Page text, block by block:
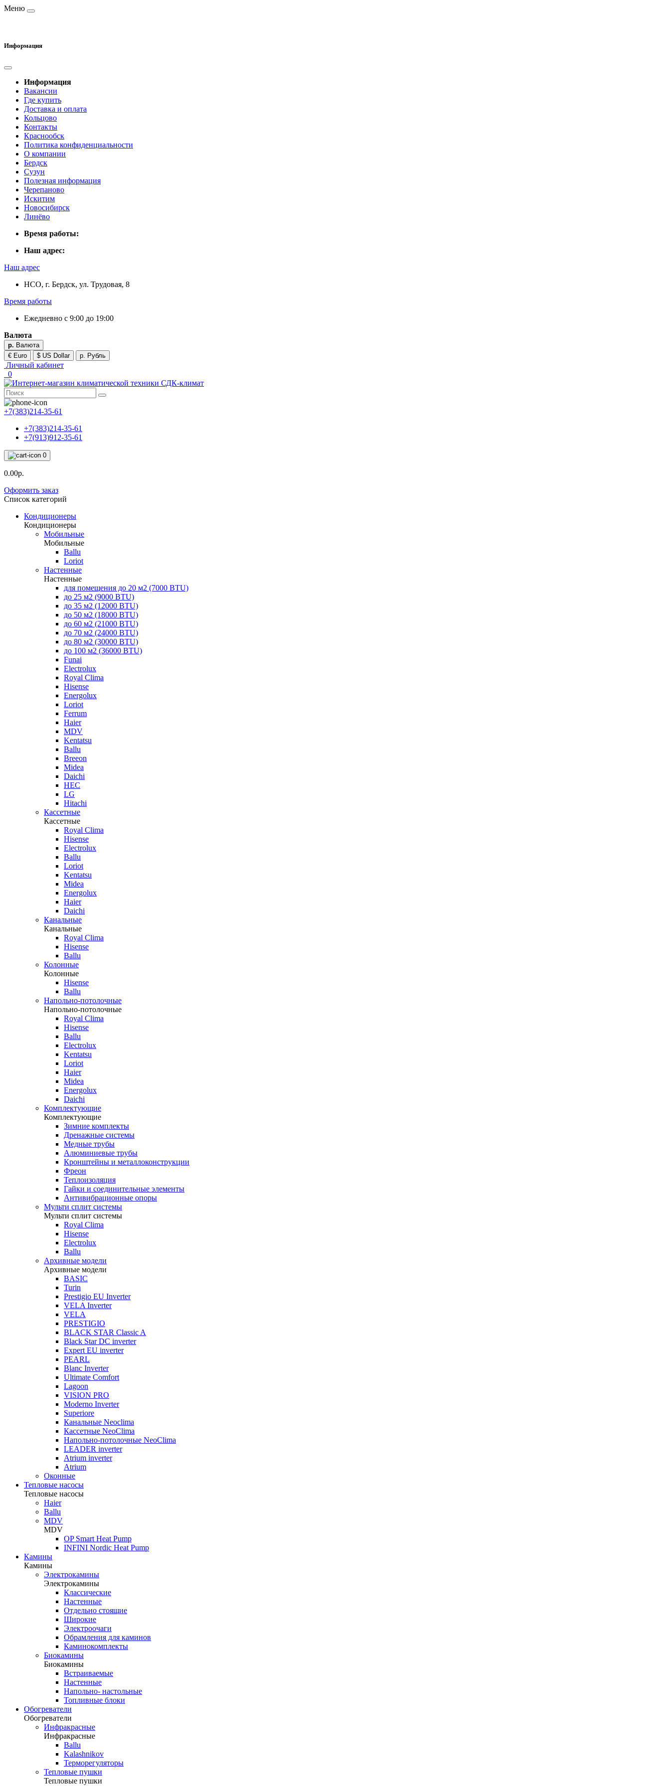
Меню
Информация
Информация
Вакансии
Где купить
Доставка и оплата
Кольцово
Контакты
Краснообск
Политика конфиденциальности
О компании
Бердск
Сузун
Полезная информация
Черепаново
Искитим
Новосибирск
Линёво
Время работы:
Наш адрес:
Наш адрес
НСО, г. Бердск, ул. Трудовая, 8
Время работы
Ежедневно с 9:00 до 19:00
Валюта
р. Валюта
€ Euro
$ US Dollar р. Рубль
Личный кабинет
0
+7(383)214-35-61
+7(383)214-35-61
+7(913)912-35-61
0
0.00р.
Оформить заказ
Список категорий
Кондиционеры
Кондиционеры
Мобильные
Мобильные
Ballu
Loriot
Настенные
Настенные
для помещения до 20 м2 (7000 BTU)
до 25 м2 (9000 BTU)
до 35 м2 (12000 BTU)
до 50 м2 (18000 BTU)
до 60 м2 (21000 BTU)
до 70 м2 (24000 BTU)
до 80 м2 (30000 BTU)
до 100 м2 (36000 BTU)
Funai
Electrolux
Royal Clima
Hisense
Energolux
Loriot
Ferrum
Haier
MDV
Kentatsu
Ballu
Breeon
Midea
Daichi
HEC
LG
Hitachi
Кассетные
Кассетные
Royal Clima
Hisense
Electrolux
Ballu
Loriot
Kentatsu
Midea
Energolux
Haier
Daichi
Канальные
Канальные
Royal Clima
Hisense
Ballu
Колонные
Колонные
Hisense
Ballu
Напольно-потолочные
Напольно-потолочные
Royal Clima
Hisense
Ballu
Electrolux
Kentatsu
Loriot
Haier
Midea
Energolux
Daichi
Комплектующие
Комплектующие
Зимние комплекты
Дренажные системы
Медные трубы
Алюминиевые трубы
Кронштейны и металлоконструкции
Фреон
Теплоизоляция
Гайки и соединительные элементы
Антивибрационные опоры
Мульти сплит системы
Мульти сплит системы
Royal Clima
Hisense
Electrolux
Ballu
Архивные модели
Архивные модели
BASIC
Turin
Prestigio EU Inverter
VELA Inverter
VELA
PRESTIGIO
BLACK STAR Classic A
Black Star DC inverter
Expert EU inverter
PEARL
Blanc Inverter
Ultimate Comfort
Lagoon
VISION PRO
Moderno Inverter
Superiore
Канальные Neoclima
Кассетные NeoClima
Напольно-потолочные NeoClima
LEADER inverter
Atrium inverter
Atrium
Оконные
Тепловые насосы
Тепловые насосы
Haier
Ballu
MDV
MDV
OP Smart Heat Pump
INFINI Nordic Heat Pump
Камины
Камины
Электрокамины
Электрокамины
Классические
Настенные
Отдельно стоящие
Широкие
Электроочаги
Обрамления для каминов
Каминокомплекты
Биокамины
Биокамины
Встраиваемые
Настенные
Напольно- настольные
Топливные блоки
Обогреватели
Обогреватели
Инфракрасные
Инфракрасные
Ballu
Kalashnikov
Терморегуляторы
Тепловые пушки
Тепловые пушки